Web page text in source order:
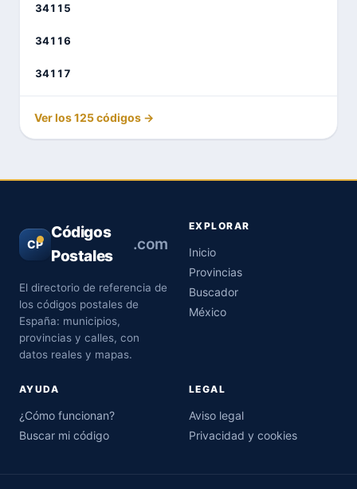
34115
34116
34117
Ver los 125 códigos →
CP
Códigos
Postales
.com
El directorio de referencia de
los códigos postales de
España: municipios,
provincias y calles, con
datos reales y mapas.
EXPLORAR
Inicio
Provincias
Buscador
México
AYUDA
¿Cómo funcionan?
Buscar mi código
LEGAL
Aviso legal
Privacidad y cookies